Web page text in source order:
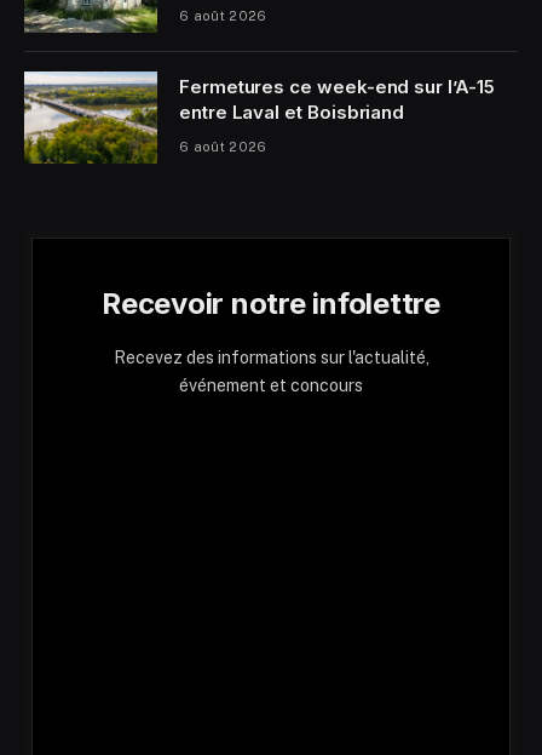
6 août 2026
Fermetures ce week-end sur l’A-15
entre Laval et Boisbriand
6 août 2026
Recevoir notre infolettre
Recevez des informations sur l'actualité,
événement et concours